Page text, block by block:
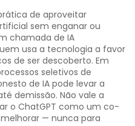
de aproveitar
sem enganar ou
chamada de IA
usa a tecnologia a favor
de ser descoberto. Em
seletivos de
de IA pode levar a
demissão. Não vale a
o ChatGPT como um co-
— nunca para